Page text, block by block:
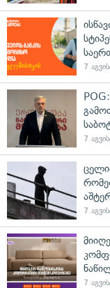
7
7
7
7